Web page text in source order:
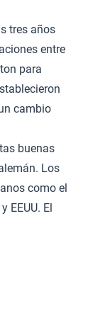
tres años
entre
para
cambio
buenas
Los
como el
EEUU. El